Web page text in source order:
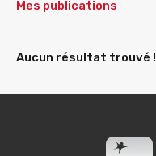
Mes publications
Aucun résultat trouvé !